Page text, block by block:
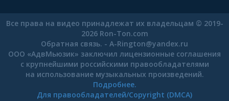
Все права на видео принадлежат их владельцам © 2019-
2026 Ron-Ton.com
Обратная связь. - A-Rington@yandex.ru
ООО «АдвМьюзик» заключил лицензионные соглашения
с крупнейшими российскими правообладателями
на использование музыкальных произведений.
Подробнее.
Для правообладателей/Copyright (DMCA)